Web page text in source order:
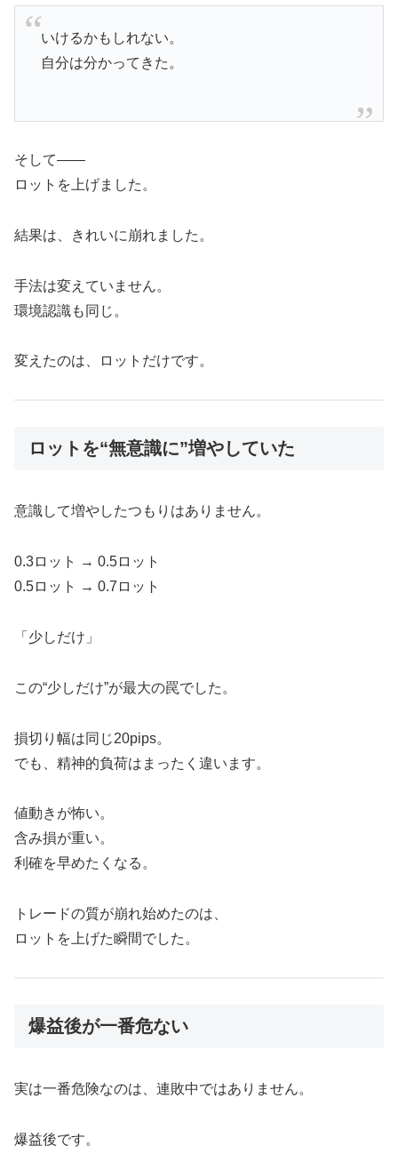
いけるかもしれない。
自分は分かってきた。
そして――
ロットを上げました。
結果は、きれいに崩れました。
手法は変えていません。
環境認識も同じ。
変えたのは、ロットだけです。
ロットを“無意識に”増やしていた
意識して増やしたつもりはありません。
0.3ロット → 0.5ロット
0.5ロット → 0.7ロット
「少しだけ」
この“少しだけ”が最大の罠でした。
損切り幅は同じ20pips。
でも、精神的負荷はまったく違います。
値動きが怖い。
含み損が重い。
利確を早めたくなる。
トレードの質が崩れ始めたのは、
ロットを上げた瞬間でした。
爆益後が一番危ない
実は一番危険なのは、連敗中ではありません。
爆益後です。